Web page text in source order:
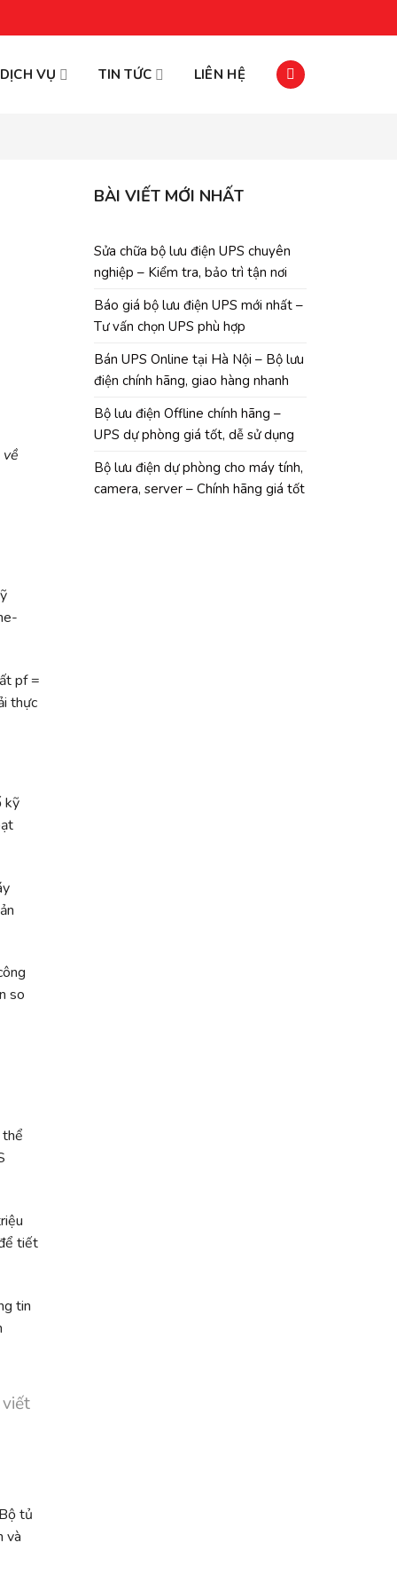
DỊCH VỤ TIN TỨC LIÊN HỆ
pf =
thực
kỹ
so
thể
tiết
tin
tủ
và
BÀI VIẾT MỚI NHẤT
Sửa chữa bộ lưu điện UPS chuyên
nghiệp – Kiểm tra, bảo trì tận nơi
Báo giá bộ lưu điện UPS mới nhất –
Tư vấn chọn UPS phù hợp
Bán UPS Online tại Hà Nội – Bộ lưu
điện chính hãng, giao hàng nhanh
Bộ lưu điện Offline chính hãng –
UPS dự phòng giá tốt, dễ sử dụng
Bộ lưu điện dự phòng cho máy tính,
camera, server – Chính hãng giá tốt